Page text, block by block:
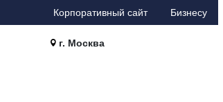
Корпоративный сайт Бизнесу
г. Москва